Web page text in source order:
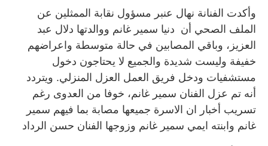
وأكدت الفنانة نهال عنبر مسؤول نقابة الممثلين عن
الملف الصحي أن دنيا سمير غانم ووالدتها دلال عبد
العزيز، وباقي المصابين في حالة متوسطة واعراضهم
خفيفة وليست شديدة والجميع لا يحتاجون دخول
مستشفيات ودخل فريق العمل العزل المنزلي. ويتردد
أنه تم عزل الفنان سمير غانم، خوفا من العدوى رغم
تسريب أخبار ان الاسرة جميعها مصابة بما فيهم سمير
غانم وابنته ايمي سمير غانم وزوجها الفنان حسن الرداد